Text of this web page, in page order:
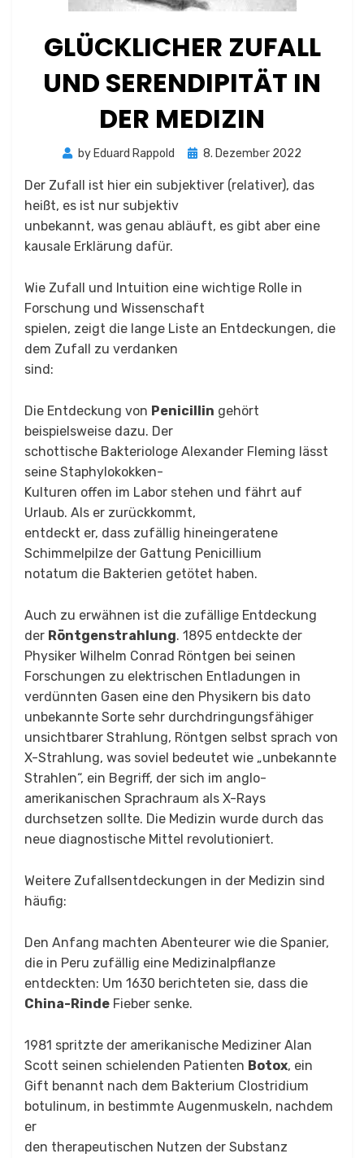
GLÜCKLICHER ZUFALL
UND SERENDIPITÄT IN
DER MEDIZIN
by Eduard Rappold
Posted
8. Dezember 2022
Der Zufall ist hier ein subjektiver (relativer), das
heißt, es ist nur subjektiv
unbekannt, was genau abläuft, es gibt aber eine
kausale Erklärung dafür.
Wie Zufall und Intuition eine wichtige Rolle in
Forschung und Wissenschaft
spielen, zeigt die lange Liste an Entdeckungen, die
dem Zufall zu verdanken
sind:
Die Entdeckung von Penicillin gehört
beispielsweise dazu. Der
schottische Bakteriologe Alexander Fleming lässt
seine Staphylokokken-
Kulturen offen im Labor stehen und fährt auf
Urlaub. Als er zurückkommt,
entdeckt er, dass zufällig hineingeratene
Schimmelpilze der Gattung Penicillium
notatum die Bakterien getötet haben.
Auch zu erwähnen ist die zufällige Entdeckung
der Röntgenstrahlung. 1895 entdeckte der
Physiker Wilhelm Conrad Röntgen bei seinen
Forschungen zu elektrischen Entladungen in
verdünnten Gasen eine den Physikern bis dato
unbekannte Sorte sehr durchdringungsfähiger
unsichtbarer Strahlung, Röntgen selbst sprach von
X-Strahlung, was soviel bedeutet wie „unbekannte
Strahlen“, ein Begriff, der sich im anglo-
amerikanischen Sprachraum als X-Rays
durchsetzen sollte. Die Medizin wurde durch das
neue diagnostische Mittel revolutioniert.
Weitere Zufallsentdeckungen in der Medizin sind
häufig:
Den Anfang machten Abenteurer wie die Spanier,
die in Peru zufällig eine Medizinalpflanze
entdeckten: Um 1630 berichteten sie, dass die
China-Rinde Fieber senke.
1981 spritzte der amerikanische Mediziner Alan
Scott seinen schielenden Patienten Botox, ein
Gift benannt nach dem Bakterium Clostridium
botulinum, in bestimmte Augenmuskeln, nachdem
er
den therapeutischen Nutzen der Substanz